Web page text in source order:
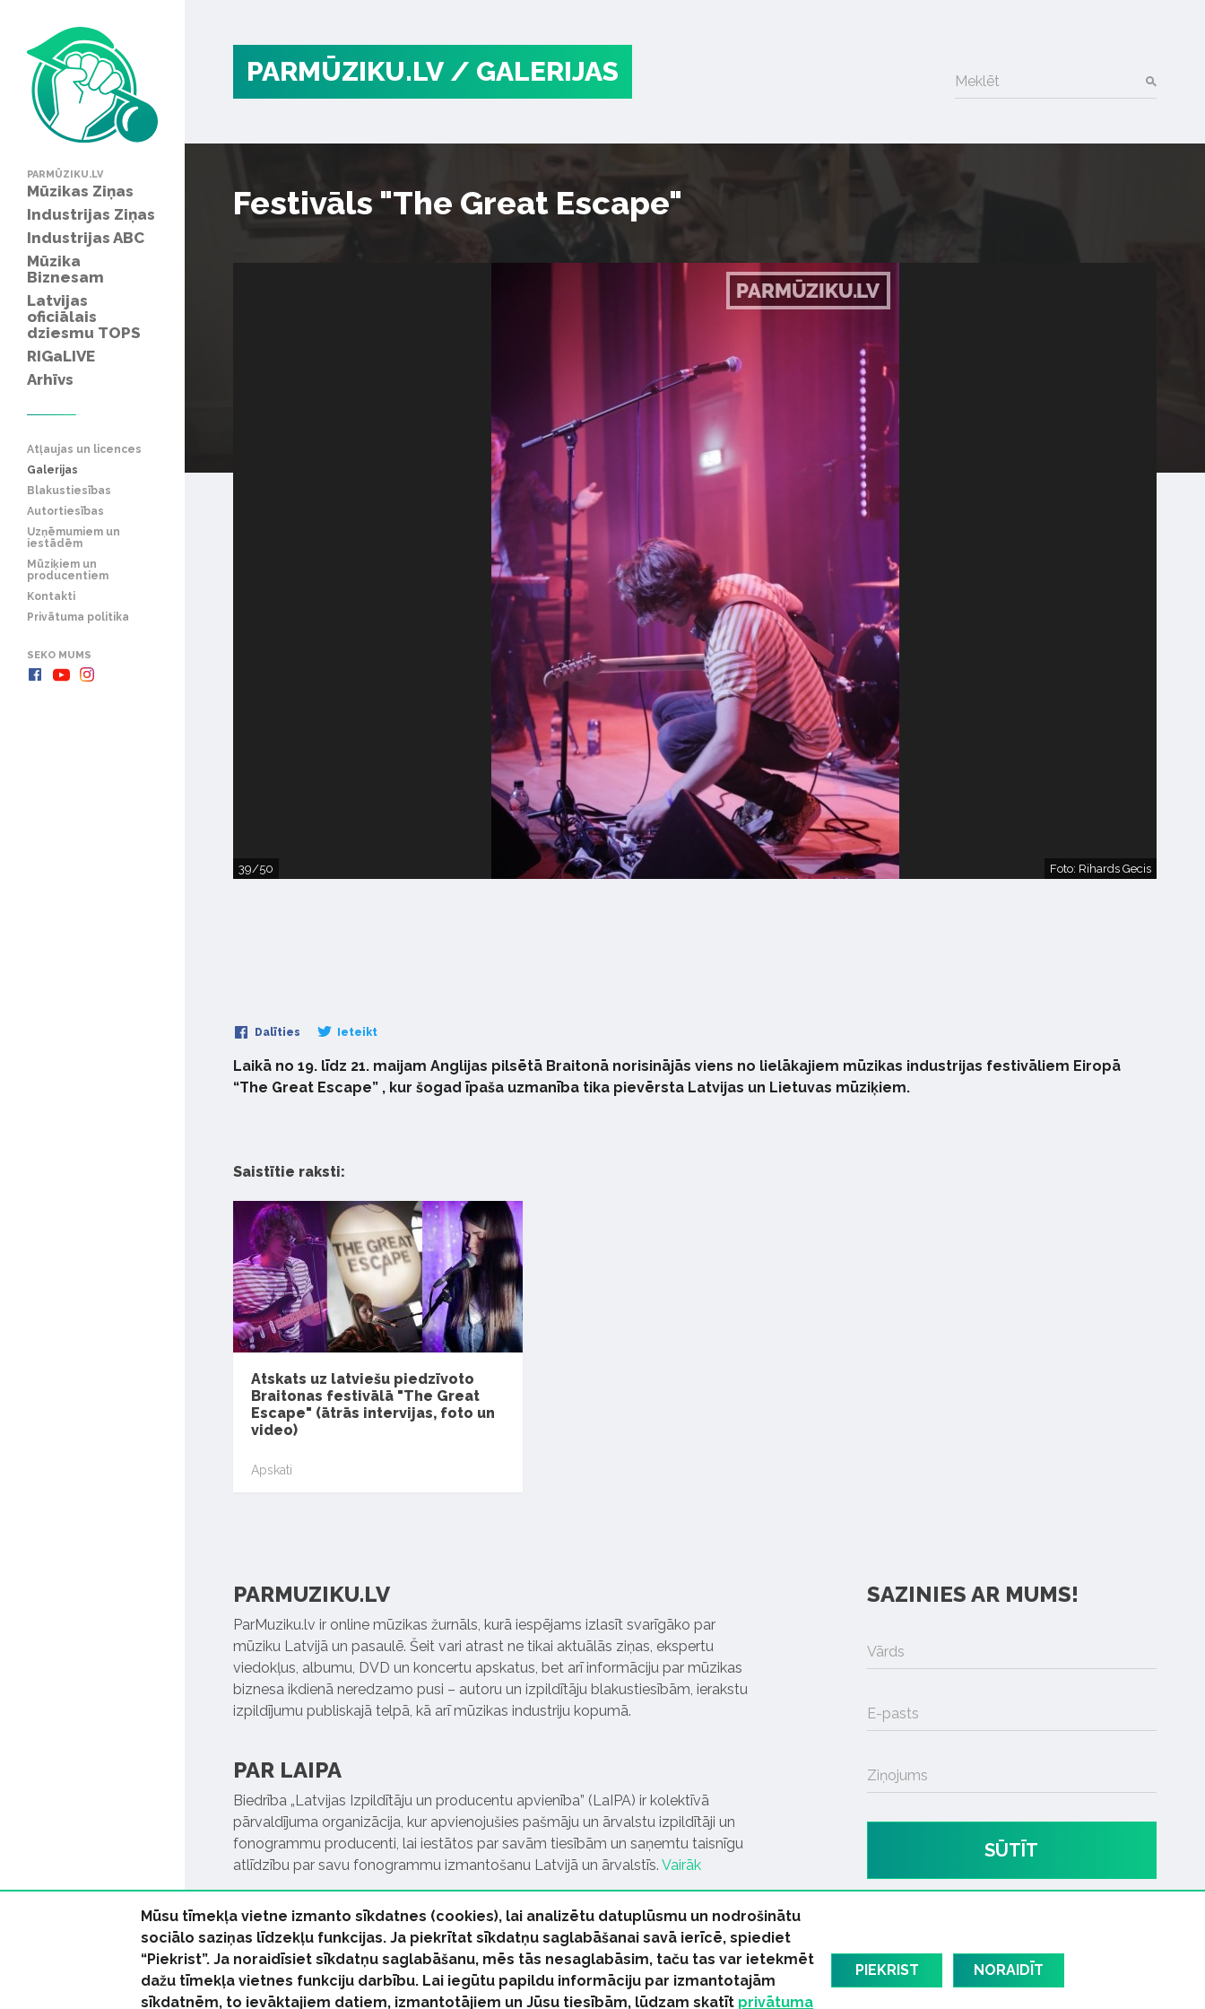
PARMŪZIKU.LV
Mūzikas Ziņas
Industrijas Ziņas
Industrijas ABC
Mūzika
Biznesam
Latvijas
oficiālais
dziesmu TOPS
RIGaLIVE
Arhīvs
Atļaujas un licences
Galerijas
Blakustiesības
Autortiesības
Uzņēmumiem un
iestādēm
Mūziķiem un
producentiem
Kontakti
Privātuma politika
SEKO MUMS
PARMŪZIKU.LV / GALERIJAS Meklēt
Festivāls "The Great Escape"
39/50 Foto: Rihards Gecis
Dalīties Ieteikt
Laikā no 19. līdz 21. maijam Anglijas pilsētā Braitonā norisinājās viens no lielākajiem mūzikas industrijas festivāliem Eiropā
“The Great Escape” , kur šogad īpaša uzmanība tika pievērsta Latvijas un Lietuvas mūziķiem.
Saistītie raksti:
Atskats uz latviešu piedzīvoto
Braitonas festivālā "The Great
Escape" (ātrās intervijas, foto un
video)
Apskati
PARMUZIKU.LV
ParMuziku.lv ir online mūzikas žurnāls, kurā iespējams izlasīt svarīgāko par
mūziku Latvijā un pasaulē. Šeit vari atrast ne tikai aktuālās ziņas, ekspertu
viedokļus, albumu, DVD un koncertu apskatus, bet arī informāciju par mūzikas
biznesa ikdienā neredzamo pusi – autoru un izpildītāju blakustiesībām, ierakstu
izpildījumu publiskajā telpā, kā arī mūzikas industriju kopumā.
PAR LAIPA
Biedrība „Latvijas Izpildītāju un producentu apvienība” (LaIPA) ir kolektīvā
pārvaldījuma organizācija, kur apvienojušies pašmāju un ārvalstu izpildītāji un
fonogrammu producenti, lai iestātos par savām tiesībām un saņemtu taisnīgu
atlīdzību par savu fonogrammu izmantošanu Latvijā un ārvalstīs. Vairāk
SAZINIES AR MUMS!
Vārds
E-pasts
Ziņojums
SŪTĪT
© 2026 parmuziku.lv, visas tiesības paturētas
Mūsu tīmekļa vietne izmanto sīkdatnes (cookies), lai analizētu datuplūsmu un nodrošinātu
sociālo saziņas līdzekļu funkcijas. Ja piekrītat sīkdatņu saglabāšanai savā ierīcē, spiediet
“Piekrist”. Ja noraidīsiet sīkdatņu saglabāšanu, mēs tās nesaglabāsim, taču tas var ietekmēt
dažu tīmekļa vietnes funkciju darbību. Lai iegūtu papildu informāciju par izmantotajām
sīkdatnēm, to ievāktajiem datiem, izmantotājiem un Jūsu tiesībām, lūdzam skatīt privātuma
PIEKRIST NORAIDĪT